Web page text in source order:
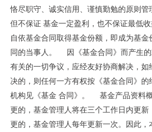
恪尽职守、诚实信用、谨慎勤勉的原则管
但不保证 基金一定盈利，也不保证最
自依基金合同取得基金份额，即成为基
同的当事人。 因《基金合同》而产生的
有关的一切争议，应经友好协商解决，
决的，则任何一方有权按《基金合同》
机构见《基金 合同》。 基金产品资料
更的，基金管理人将在三个工作日内更
更的，基金管理人每年更新一次。因此，